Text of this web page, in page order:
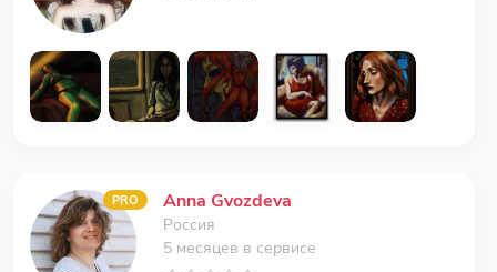
PRO Anna Gvozdeva
Россия
5 месяцев в сервисе